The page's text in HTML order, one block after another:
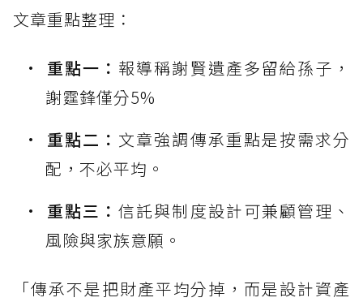
文章重點整理：
重點一： 報導稱謝賢遺產多留給孫子，
謝霆鋒僅分5%
重點二： 文章強調傳承重點是按需求分
配，不必平均。
重點三：信託與制度設計可兼顧管理、
風險與家族意願。
「傳承不是把財產平均分掉，而是設計資產